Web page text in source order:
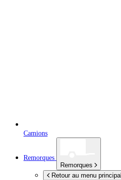
Camions
Remorques
Remorques
Retour au menu principal